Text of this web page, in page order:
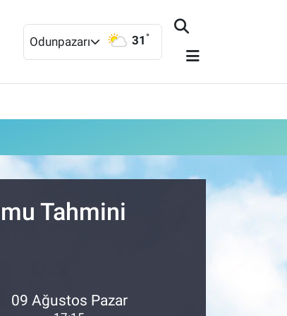
Odunpazarı 31 °
Tahmini
09 Ağustos Pazar